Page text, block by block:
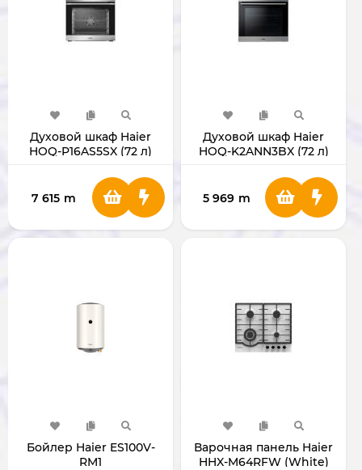
Духовой шкаф Haier
HOQ-P16AS5SX (72 л)
7 615 m
Духовой шкаф Haier
HOQ-K2ANN3BX (72 л)
5 969 m
Бойлер Haier ES100V-
RM1
Варочная панель Haier
HHX-M64RFW (White)